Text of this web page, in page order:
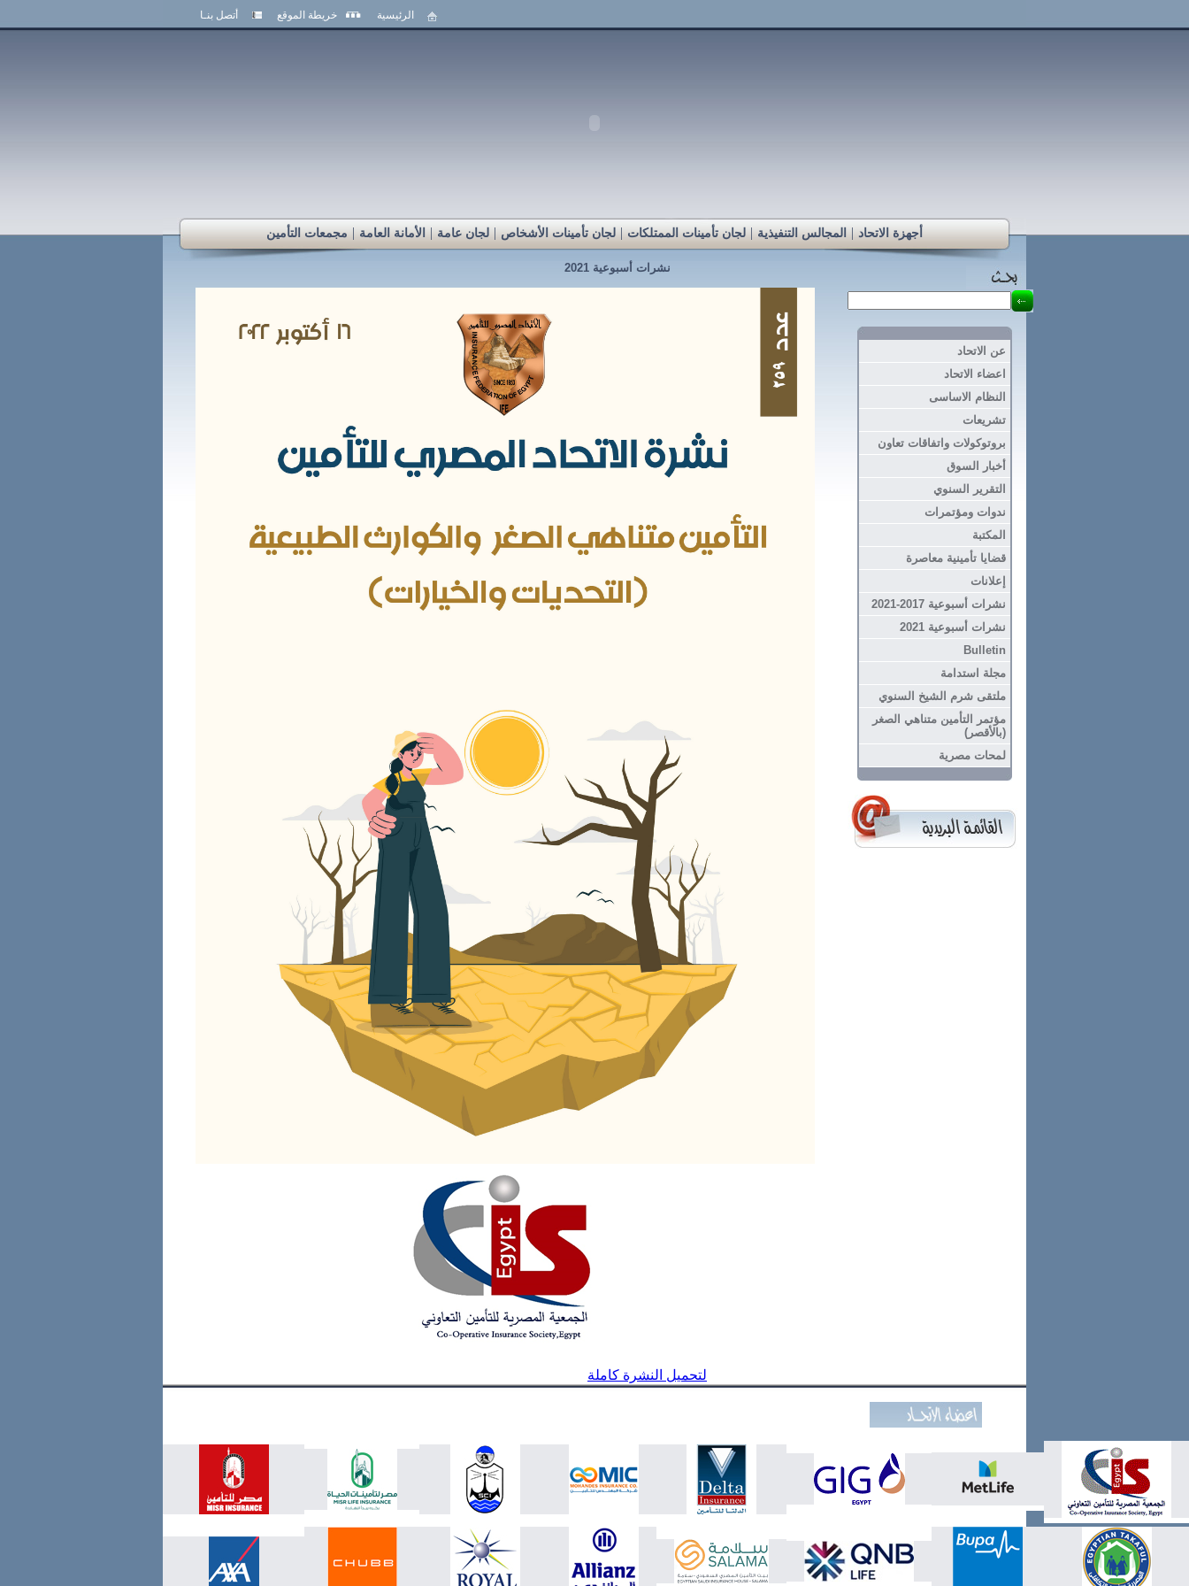
أتصل بنـا خريطة الموقع الرئيسية
مجمعات التأمين | الأمانة العامة | لجان عامة | لجان تأمينات الأشخاص | لجان تأمينات الممتلكات | المجالس التنفيذية | أجهزة الاتحاد
نشرات أسبوعية 2021
لتحميل النشرة كاملة
عن الاتحاد
اعضاء الاتحاد
النظام الاساسى
تشريعات
بروتوكولات واتفاقات تعاون
أخبار السوق
التقرير السنوي
ندوات ومؤتمرات
المكتبة
قضايا تأمينية معاصرة
إعلانات
نشرات أسبوعية 2017-2021
نشرات أسبوعية 2021
Bulletin
مجلة استدامة
ملتقى شرم الشيخ السنوي
مؤتمر التأمين متناهي الصغر
(بالأقصر)
لمحات مصرية